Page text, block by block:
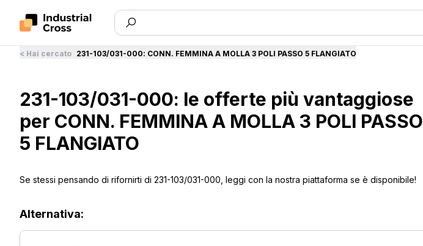
< Hai cercato 231-103/031-000: CONN. FEMMINA A MOLLA 3 POLI PASSO 5 FLANGIATO
231-103/031-000: le offerte più vantaggiose
per CONN. FEMMINA A MOLLA 3 POLI PASSO
5 FLANGIATO
Se stessi pensando di rifornirti di 231-103/031-000, leggi con la nostra piattaforma se è disponibile!
Alternativa: